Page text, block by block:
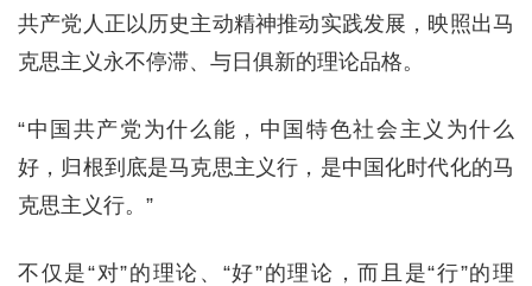
共产党人正以历史主动精神推动实践发展，映照出马
克思主义永不停滞、与日俱新的理论品格。
“中国共产党为什么能，中国特色社会主义为什么
好，归根到底是马克思主义行，是中国化时代化的马
克思主义行。”
不仅是“对”的理论、“好”的理论，而且是“行”的理